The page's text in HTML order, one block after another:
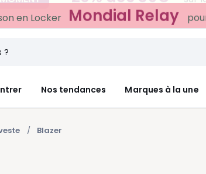
en Locker Mondial Relay
Nos tendances Marques à la une
Blazer